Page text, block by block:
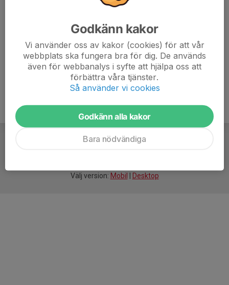
Välj version: Mobil Desktop
Godkänn kakor
Vi använder oss av kakor (cookies) för att vår
webbplats ska fungera bra för dig. De används
även för webbanalys i syfte att hjälpa oss att
förbättra våra tjänster.
Så använder vi cookies
Godkänn alla kakor
Bara nödvändiga